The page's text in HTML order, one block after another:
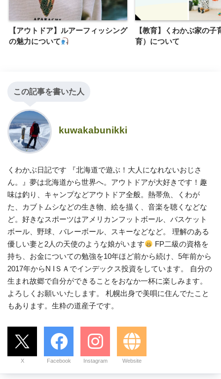
【アウトドア】ルアーフィッシング
の魅力について
【教育】くわかぶ家の子
育）について
この記事を書いた人
kuwakabunikki
くわかぶ日記です 『北海道で遊ぶ！大人になれないおじさ
ん。』夢は北海道から世界へ。アウトドアが大好きです！趣
味は釣り、キャンプなどアウトドア全般。熱帯魚、くわが
た、カブトムシなどの生き物、絵を描く、音楽を聴くなどな
ど。好きなスポーツはアメリカンフットボール、バスケット
ボール、野球、バレーボール、スキーなどなど。 理解のある
優しい妻と2人の天使のような娘がいます
FP二級の資格を
持ち、お金についての勉強を10年ほど前から続け、5年前から
2017年からN IＳＡでインデックス投資をしています。 自分の
生まれ故郷で自分ができることをおなか一杯に楽しみます。
よろしくお願いいたします。 札幌出身で美唄に住んでたこと
もあります。生粋の道産子です。
X Facebook Instagram Website